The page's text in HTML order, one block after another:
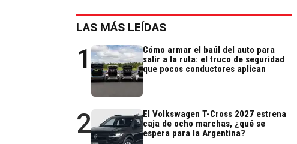
LAS MÁS LEÍDAS
1
Cómo armar el baúl del auto para
salir a la ruta: el truco de seguridad
que pocos conductores aplican
2
El Volkswagen T-Cross 2027 estrena
caja de ocho marchas, ¿qué se
espera para la Argentina?